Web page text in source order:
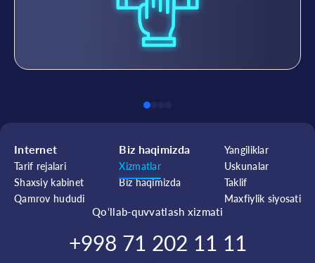
Internet
Tarif rejalari
Shaxsiy kabinet
Qamrov hududi
Biz haqimizda
Xizmatlar
Biz haqimizda
Yangiliklar
Uskunalar
Taklif
Maxfiylik siyosati
Qo‘llab-quvvatlash xizmati
+998 71 202 11 11